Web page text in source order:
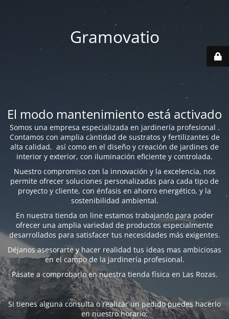
Gramovatio
El modo mantenimiento está activado
Somos una empresa especializada en jardinería profesional .
Contamos con amplia cantidad de sustratos y fertilizantes de
alta calidad, así como en el diseño y creación de jardines de
interior y exterior, con iluminación eficiente y controlada.
Nuestro compromiso con la innovación y la excelencia, nos
permite ofrecer soluciones personalizadas para cada tipo de
proyecto y cliente, con énfasis en ahorro energético, y la
sostenibilidad ambiental.
En nuestra tienda on line estamos trabajando para poder
ofrecer una amplia variedad de productos especialmente
desarrollados para satisfacer tus necesidades más exigentes.
Déjanos asesorarte y hacer realidad tus ideas mas ambiciosas
en el campo de la jardinería profesional.
Pásate a comprobarlo en nuestra tienda física en Las Rozas.
Si tienes alguna consulta o realizar un pedido puedes hacerlo
en nuestro horario: